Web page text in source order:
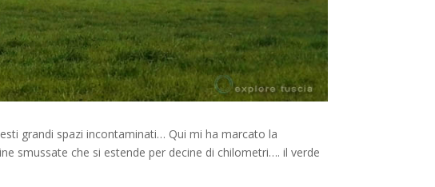
grandi spazi incontaminati… Qui mi ha marcato la
smussate che si estende per decine di chilometri…. il verde